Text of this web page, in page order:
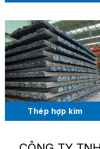
Thép hợp kim